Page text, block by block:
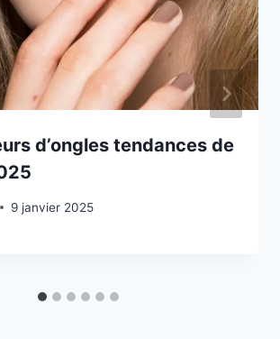
d’ongles tendances de
9 janvier 2025